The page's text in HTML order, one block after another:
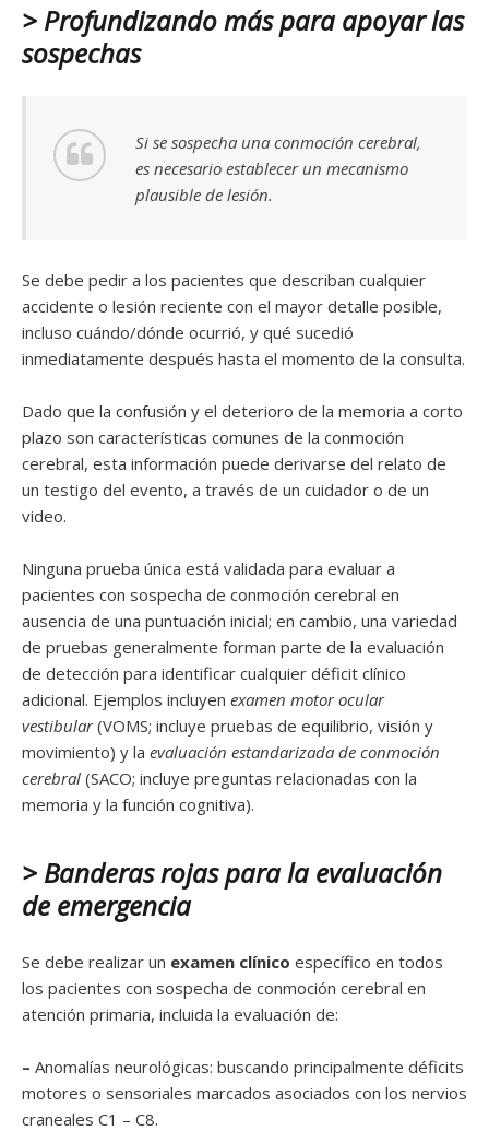
> Profundizando más para apoyar las
sospechas
Si se sospecha una conmoción cerebral,
es necesario establecer un mecanismo
plausible de lesión.
Se debe pedir a los pacientes que describan cualquier
accidente o lesión reciente con el mayor detalle posible,
incluso cuándo/dónde ocurrió, y qué sucedió
inmediatamente después hasta el momento de la consulta.
Dado que la confusión y el deterioro de la memoria a corto
plazo son características comunes de la conmoción
cerebral, esta información puede derivarse del relato de
un testigo del evento, a través de un cuidador o de un
video.
Ninguna prueba única está validada para evaluar a
pacientes con sospecha de conmoción cerebral en
ausencia de una puntuación inicial; en cambio, una variedad
de pruebas generalmente forman parte de la evaluación
de detección para identificar cualquier déficit clínico
adicional. Ejemplos incluyen examen motor ocular
vestibular(VOMS; incluye pruebas de equilibrio, visión y
movimiento) y la evaluación estandarizada de conmoción
cerebral (SACO; incluye preguntas relacionadas con la
memoria y la función cognitiva).
> Banderas rojas para la evaluación
de emergencia
Se debe realizar un examen clínico específico en todos
los pacientes con sospecha de conmoción cerebral en
atención primaria, incluida la evaluación de:
– Anomalías neurológicas: buscando principalmente déficits
motores o sensoriales marcados asociados con los nervios
craneales C1 – C8.